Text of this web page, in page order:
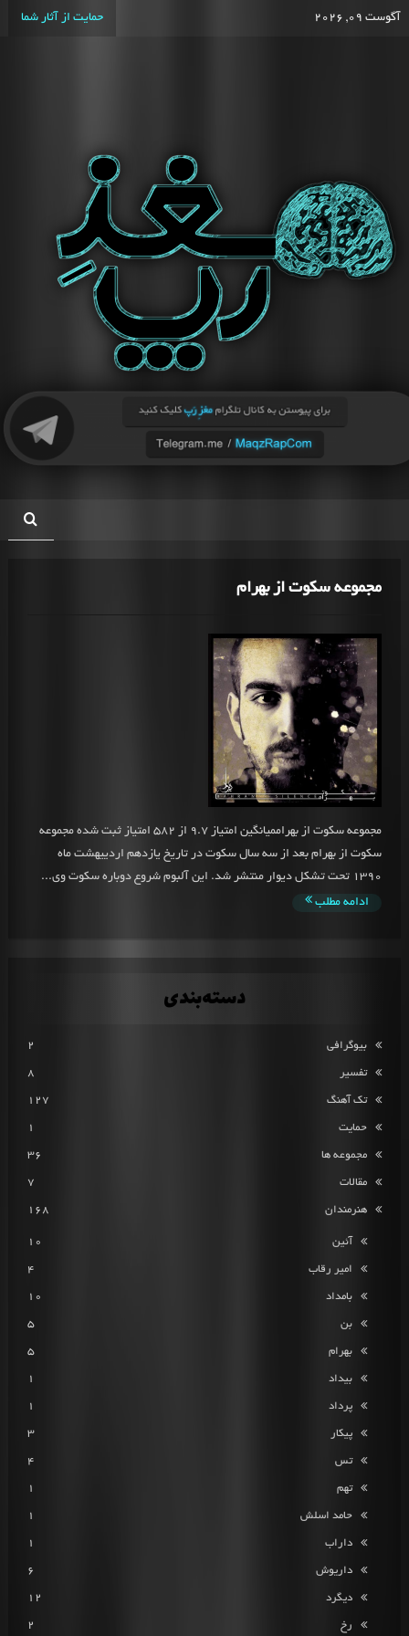
آگوست 09, 2026 حمایت از آثار شما
مجموعه سکوت از بهرام
مجموعه سکوت از بهراممیانگین امتیاز 9.7 از 582 امتیاز ثبت شده مجموعه
سکوت از بهرام بعد از سه سال سکوت در تاریخ یازدهم اردییهشت ماه
1390 تحت تشکل دیوار منتشر شد. این آلبوم شروع دوباره سکوت وی...
ادامه مطلب
دسته‌بندی
بیوگرافی 2
تفسیر 8
تک آهنگ 127
حمایت 1
مجموعه ها 36
مقالات 7
هنرمندان 168
آئین 10
امیر رقاب 4
بامداد 10
بن 5
بهرام 5
بیداد 1
پرداد 1
پیکار 3
تس 4
تهم 1
حامد اسلش 1
داراب 1
داریوش 6
دیگرد 12
رخ 2